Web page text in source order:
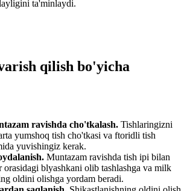
ta'minlaydi.
qilish bo'yicha
ravishda cho'tkalash. Tishlaringizni
yumshoq tish cho'tkasi va ftoridli tish
yuvishingiz kerak.
Muntazam ravishda tish ipi bilan
orasidagi blyashkani olib tashlashga va milk
oldini olishga yordam beradi.